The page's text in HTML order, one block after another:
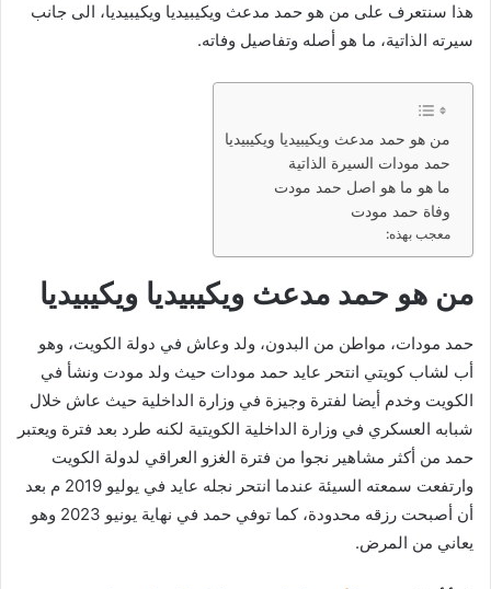
هذا سنتعرف على من هو حمد مدعث ويكيبيديا ويكيبيديا، الى جانب
سيرته الذاتية، ما هو أصله وتفاصيل وفاته.
من هو حمد مدعث ويكيبيديا ويكيبيديا
حمد مودات السيرة الذاتية
ما هو ما هو اصل حمد مودت
وفاة حمد مودت
معجب بهذه:
من هو حمد مدعث ويكيبيديا ويكيبيديا
حمد مودات، مواطن من البدون، ولد وعاش في دولة الكويت، وهو
أب لشاب كويتي انتحر عايد حمد مودات حيث ولد مودت ونشأ في
الكويت وخدم أيضا لفترة وجيزة في وزارة الداخلية حيث عاش خلال
شبابه العسكري في وزارة الداخلية الكويتية لكنه طرد بعد فترة ويعتبر
حمد من أكثر مشاهير نجوا من فترة الغزو العراقي لدولة الكويت
وارتفعت سمعته السيئة عندما انتحر نجله عايد في يوليو 2019 م بعد
أن أصبحت رزقه محدودة، كما توفي حمد في نهاية يونيو 2023 وهو
يعاني من المرض.